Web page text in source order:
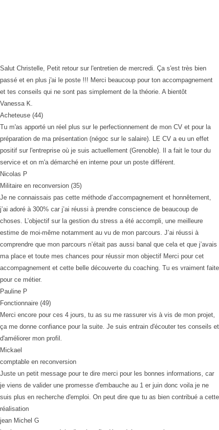
Salut Christelle, Petit retour sur l'entretien de mercredi. Ça s'est très bien
passé et en plus j'ai le poste !!! Merci beaucoup pour ton accompagnement
et tes conseils qui ne sont pas simplement de la théorie. A bientôt
Vanessa K.
Acheteuse (44)
Tu m'as apporté un réel plus sur le perfectionnement de mon CV et pour la
préparation de ma présentation (négoc sur le salaire). LE CV a eu un effet
positif sur l'entreprise où je suis actuellement (Grenoble). Il a fait le tour du
service et on m'a démarché en interne pour un poste différent.
Nicolas P
Militaire en reconversion (35)
Je ne connaissais pas cette méthode d’accompagnement et honnêtement,
j’ai adoré à 300% car j’ai réussi à prendre conscience de beaucoup de
choses. L’objectif sur la gestion du stress a été accompli, une meilleure
estime de moi-même notamment au vu de mon parcours. J’ai réussi à
comprendre que mon parcours n’était pas aussi banal que cela et que j’avais
ma place et toute mes chances pour réussir mon objectif Merci pour cet
accompagnement et cette belle découverte du coaching. Tu es vraiment faite
pour ce métier.
Pauline P
Fonctionnaire (49)
Merci encore pour ces 4 jours, tu as su me rassurer vis à vis de mon projet,
ça me donne confiance pour la suite. Je suis entrain d'écouter tes conseils et
d'améliorer mon profil.
Mickael
comptable en reconversion
Juste un petit message pour te dire merci pour les bonnes informations, car
je viens de valider une promesse d'embauche au 1 er juin donc voila je ne
suis plus en recherche d'emploi. On peut dire que tu as bien contribué a cette
réalisation
jean Michel G